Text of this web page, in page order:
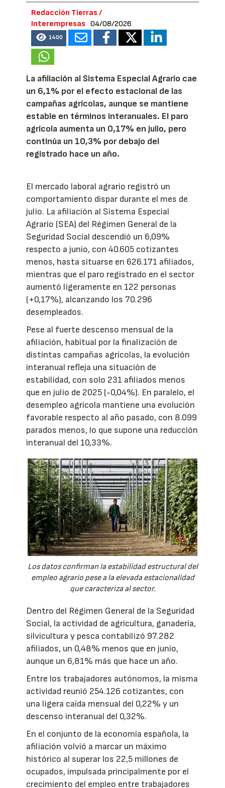
Redacción Tierras /
Interempresas
04/08/2026
1400
La afiliación al Sistema Especial Agrario cae
un 6,1% por el efecto estacional de las
campañas agrícolas, aunque se mantiene
estable en términos interanuales. El paro
agrícola aumenta un 0,17% en julio, pero
continúa un 10,3% por debajo del
registrado hace un año.
El mercado laboral agrario registró un
comportamiento dispar durante el mes de
julio. La afiliación al Sistema Especial
Agrario (SEA) del Régimen General de la
Seguridad Social descendió un 6,09%
respecto a junio, con 40.605 cotizantes
menos, hasta situarse en 626.171 afiliados,
mientras que el paro registrado en el sector
aumentó ligeramente en 122 personas
(+0,17%), alcanzando los 70.296
desempleados.
Pese al fuerte descenso mensual de la
afiliación, habitual por la finalización de
distintas campañas agrícolas, la evolución
interanual refleja una situación de
estabilidad, con solo 231 afiliados menos
que en julio de 2025 (-0,04%). En paralelo, el
desempleo agrícola mantiene una evolución
favorable respecto al año pasado, con 8.099
parados menos, lo que supone una reducción
interanual del 10,33%.
Los datos confirman la estabilidad estructural del
empleo agrario pese a la elevada estacionalidad
que caracteriza al sector.
Dentro del Régimen General de la Seguridad
Social, la actividad de agricultura, ganadería,
silvicultura y pesca contabilizó 97.282
afiliados, un 0,48% menos que en junio,
aunque un 6,81% más que hace un año.
Entre los trabajadores autónomos, la misma
actividad reunió 254.126 cotizantes, con
una ligera caída mensual del 0,22% y un
descenso interanual del 0,32%.
En el conjunto de la economía española, la
afiliación volvió a marcar un máximo
histórico al superar los 22,5 millones de
ocupados, impulsada principalmente por el
crecimiento del empleo entre trabajadores